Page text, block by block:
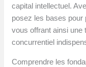
capital intellectuel.
posez les bases pour
vous offrant ainsi une
concurrentiel
Comprendre les